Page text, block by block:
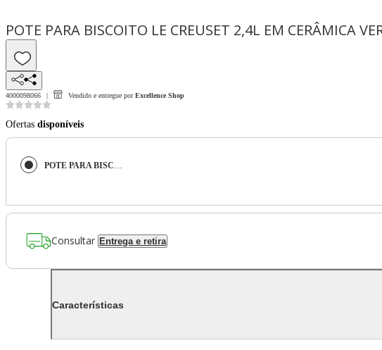
POTE PARA BISCOITO LE CREUSET 2,4L EM CERÂMICA
4000098066 Vendido e entregue por Excellence Shop
Ofertas disponíveis
POTE PARA BISCOITO LE CREUSET 2,4L EM CERÂMICA VERMELHO 91026725060000
Consultar Entrega e retira
Características